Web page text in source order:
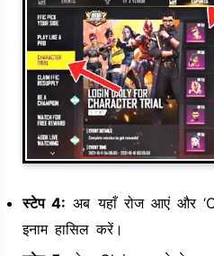
स्टेप 4: अब यहाँ रोज आएं और
इनाम हासिल करें।